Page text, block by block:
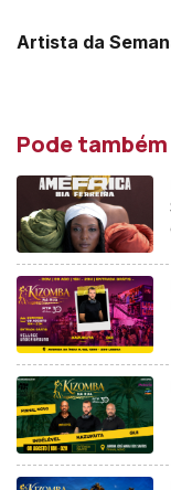
Artista da
Pode